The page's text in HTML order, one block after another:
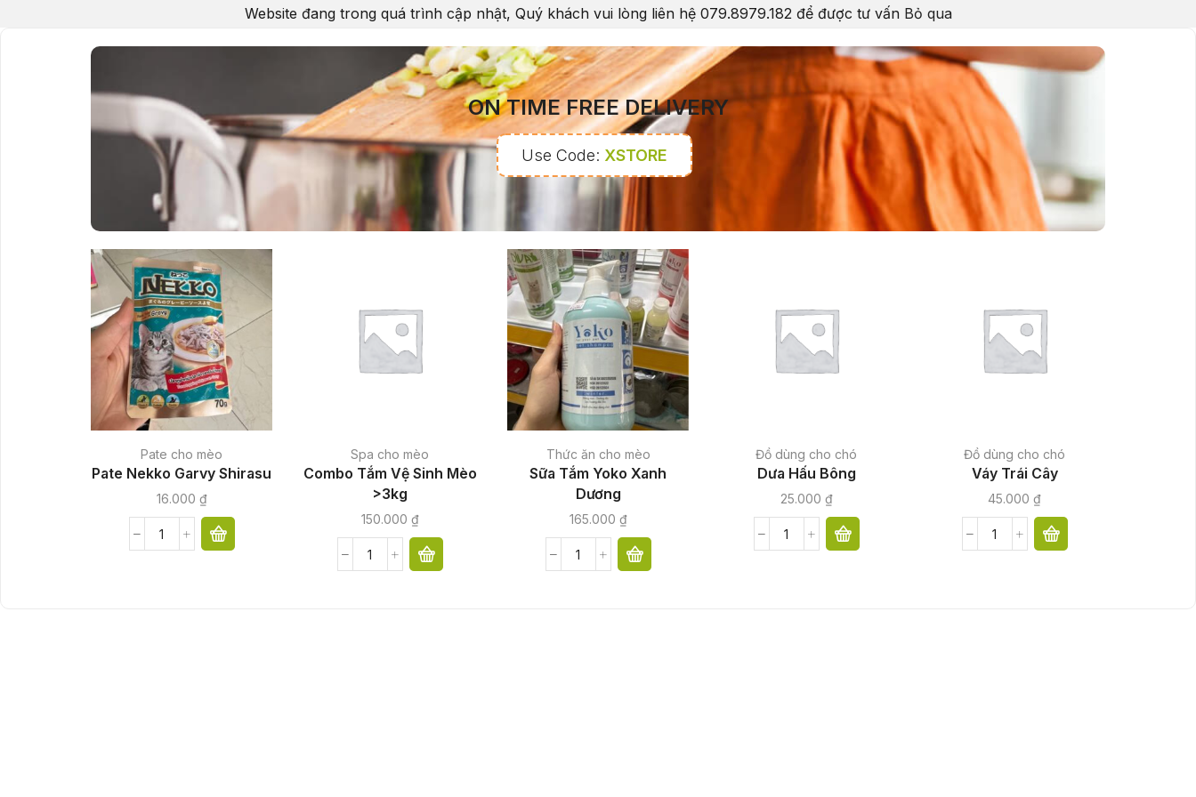
Website đang trong quá trình cập nhật, Quý khách vui lòng liên hệ 079.8979.182 để được tư vấn Bỏ qua
ON TIME FREE DELIVERY
Use Code: XSTORE
Pate cho mèo
Pate Nekko Garvy Shirasu
16.000 ₫
Spa cho mèo
Combo Tắm Vệ Sinh Mèo
>3kg
150.000 ₫
Thức ăn cho mèo
Sữa Tắm Yoko Xanh
Dương
165.000 ₫
Đồ dùng cho chó
Dưa Hấu Bông
25.000 ₫
Đồ dùng cho chó
Váy Trái Cây
45.000 ₫